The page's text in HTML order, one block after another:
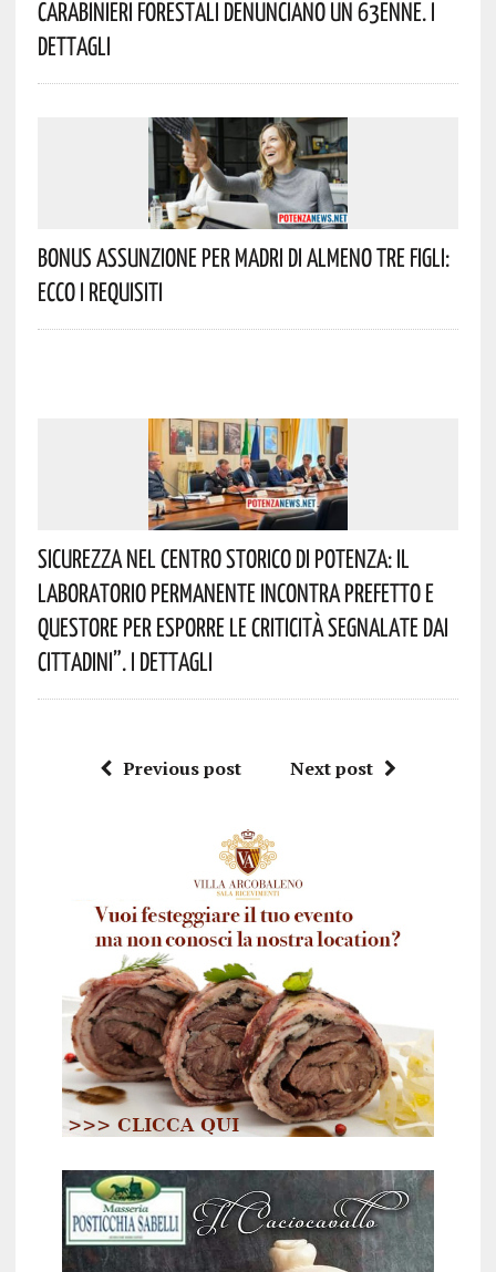
Carabinieri Forestali Denunciano Un 63enne. I
Dettagli
Bonus Assunzione Per Madri Di Almeno Tre Figli:
Ecco I Requisiti
Sicurezza Nel Centro Storico Di Potenza: Il
Laboratorio Permanente Incontra Prefetto E
Questore Per Esporre Le Criticità Segnalate Dai
Cittadini”. I Dettagli
Previous post Next post